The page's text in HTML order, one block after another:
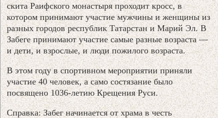
скита Раифского монастыря проходит кросс, в
котором принимают участие мужчины и женщины из
разных городов республик Татарстан и Марий Эл. В
Забеге принимают участие самые разные возраста —
и дети, и взрослые, и люди пожилого возраста.
В этом году в спортивном мероприятии приняли
участие 40 человек, а само состязание было
посвящено 1036-летию Крещения Руси.
Справка: Забег начинается от храма в честь